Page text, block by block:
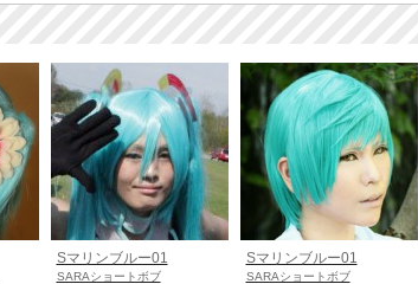
Sマリンブルー01
SARAショートボブ
Sマリンブルー01
SARAショートボブ